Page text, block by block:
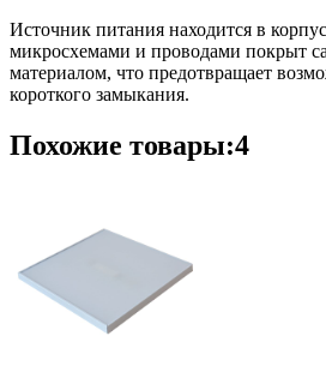
Источник питания находится в
микросхемами и проводами покрыт
материалом, что предотвращает
короткого замыкания.
Похожие товары:4